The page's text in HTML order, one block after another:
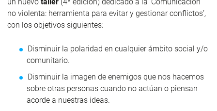
no violenta: herramienta para evitar y gestionar conflictos’,
con los objetivos siguientes:
Disminuir la polaridad en cualquier ámbito social y/o
comunitario.
Disminuir la imagen de enemigos que nos hacemos
sobre otras personas cuando no actúan o piensan
acorde a nuestras ideas.